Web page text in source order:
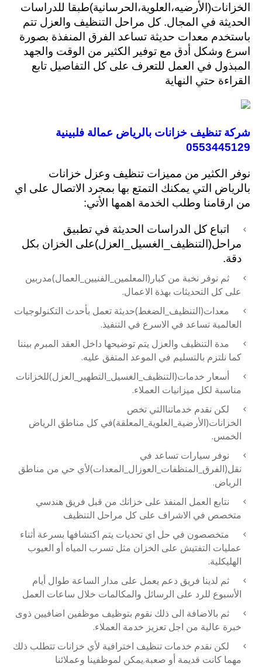
الخزانات(الأرضيه،العلوية،الحرسانية)طبقا للدراسات
الحديثة في المجال. كل مراحل التنظيف والعزل تتم
باستخدم معدات حديثة تساعد الفرق المنفذة بصورة
اسرع وشكل أدق مع توفير الكثير من الوقت والجهد
المبذول في العمل للتعرف على كل التفاصيل تابع
القراءة حتي النهاية
شركة تنظيف خزانات بالرياض عمالة فلبينية
0553445129
نوفر الكثير من مميزات تنظيف وعزل خزانات
بالرياض التي يمكنك التمتع بها بمجرد الاتصال على اي
من ارقامنا وطلب الخدمة اهمها الأتي:
اتباع كل الدراسات الحديثة في تطبيق
مراحل(التنظيف_الغسيل_العزل)على الخزان بكل
دقة.
ثم نوفر نخبة من كبار(المعلمين_الفنيين_العمال)مدربين
على كل التحديثات بهذة الاعمال.
معدات(التنظيف_الضغط)حديثة تعمل بأحدث التكنولوجيات
العالمية تساعد في الاسرع في التنفيذ.
مدة التنظيف والعزل يتم توضيحها داخل العقد المبرم بيننا
كما نلتزم بالتسليم في الموعد المتفق عليه.
أسعار خدمات(التنظيف_الغسيل_التطهير_العزل)للخزانات
مناسبة لكل ميزانيات العملاء.
لكن نقدم خدماتناالتي تخص
الخزانات(الأرضية_العلوية_المعلقة)في كل مناطق الرياض
الخمس.
نوفر سيارات تساعد في
نقل(الفرق_المنظفات_العوزال_المعدات)لأي حي من مناطق
الرياض.
نتابع العمل المنفذ على خزانك من قبل فريق هندسي
متخصص في الاشراف على كل مراحل التنظيف
متخصصون في حل اي تحديات يتم اكتشافها بسرعة أثناء
عمليات التفتيش على الخزان مثل تسرب المياه أو العيوب
الهليكلية.
ثم لدينا فريق دعم يعمل على مدار الساعة طوال أيام
الأسبوع للرد على الرسائل والمكالمات خلال ساعات العمل
ثم بالاضافة الى ذلك نقوم بتوظيف موظفين اضافيين ذوى
خبرة عالية من اجل تعزيز خدمة العملاء.
لكن نقدم خدمات تنظيف اخترافية لأي خزانات تتطلب ذلك
مهما كانت قديمة أو صعبة.يمكن لموظفينا وعملائنا